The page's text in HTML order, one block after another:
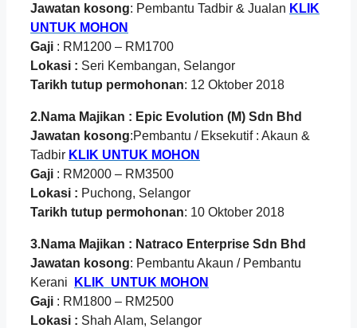
Jawatan kosong: Pembantu Tadbir & Jualan KLIK
UNTUK MOHON
Gaji : RM1200 – RM1700
Lokasi : Seri Kembangan, Selangor
Tarikh tutup permohonan: 12 Oktober 2018
2.Nama Majikan : Epic Evolution (M) Sdn Bhd
Jawatan kosong:Pembantu / Eksekutif : Akaun &
Tadbir KLIK UNTUK MOHON
Gaji : RM2000 – RM3500
Lokasi : Puchong, Selangor
Tarikh tutup permohonan: 10 Oktober 2018
3.Nama Majikan : Natraco Enterprise Sdn Bhd
Jawatan kosong: Pembantu Akaun / Pembantu
Kerani
KLIK UNTUK MOHON
Gaji : RM1800 – RM2500
Lokasi : Shah Alam, Selangor